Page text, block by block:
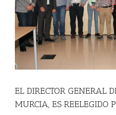
EL DIRECTOR GENERAL
MURCIA, ES REELEGIDO